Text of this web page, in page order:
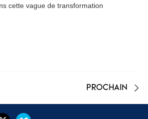
cette vague de transformation
PROCHAIN